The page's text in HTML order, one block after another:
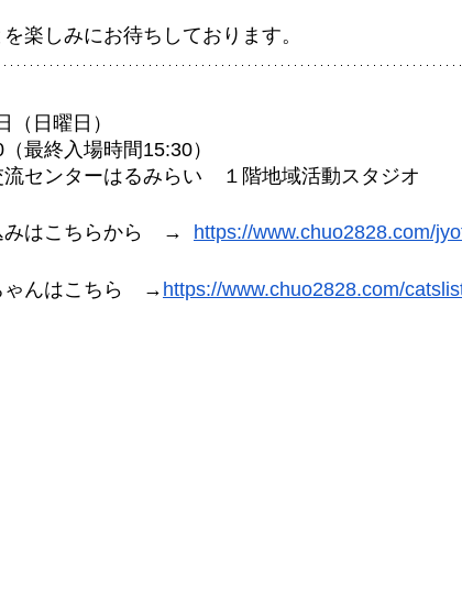
楽しみにお待ちしております。
（日曜日）
最終入場時間15:30）
センターはるみらい　１階地域活動スタジオ
はこちらから　→ https://www.chuo2828.com/
んはこちら　→ https://www.chuo2828.com/